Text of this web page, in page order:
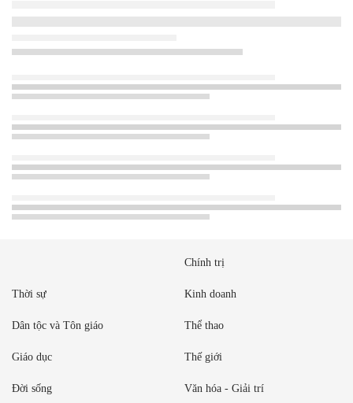
Chính trị
Thời sự Kinh doanh
Dân tộc và Tôn giáo Thể thao
Giáo dục Thế giới
Đời sống Văn hóa - Giải trí